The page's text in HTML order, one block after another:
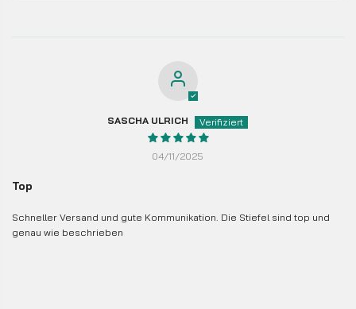
04/11/2025
SASCHA ULRICH
Top
Schneller Versand und gute Kommunikation. Die Stiefel sind top und
genau wie beschrieben